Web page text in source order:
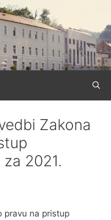
Zakona
2021.
pravu na pristup